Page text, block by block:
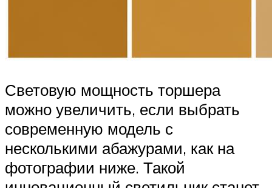
Световую мощность торшера
можно увеличить, если выбрать
современную модель с
несколькими абажурами, как на
фотографии ниже. Такой